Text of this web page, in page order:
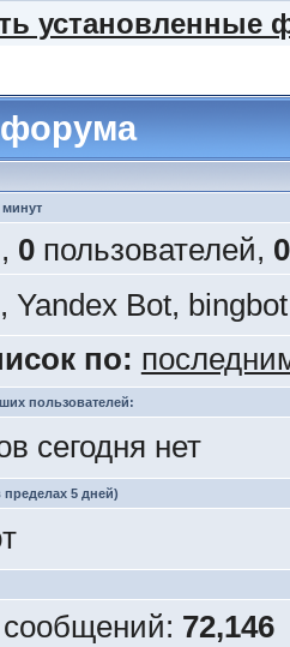
установленные
минут
0пользователей, 0
Yandex Bot,
по:
пользователей:
сегодня нет
5 дней)
72,146